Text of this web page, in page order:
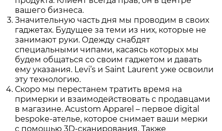
вашего бизнеса.
Значительную часть дня мы проводим в своих
гаджетах. Будущее за теми из них, которые не
занимают руки. Одежду снабдят
специальными чипами, касаясь которых мы
будем общаться со своим гаджетом и давать
ему указания. Levi’s и Saint Laurent уже освоили
эту технологию.
Скоро мы перестанем тратить время на
примерки и взаимодействовать с продавцами
в магазине. Acustom Apparel – первое digital
bespoke-ателье, которое снимает ваши мерки
с помощью 3D-сканирования. Также